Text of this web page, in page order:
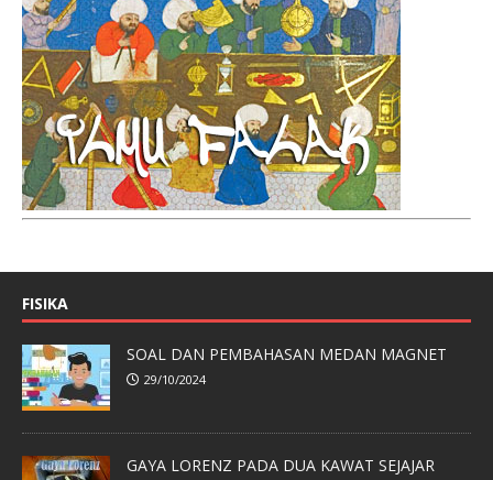
FISIKA
SOAL DAN PEMBAHASAN MEDAN MAGNET
29/10/2024
GAYA LORENZ PADA DUA KAWAT SEJAJAR